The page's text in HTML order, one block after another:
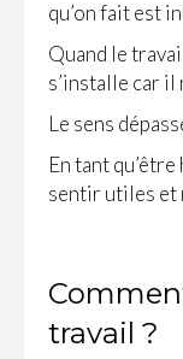
qu’on fait est
Quand le
s’installe car il
Le sens
En tant
sentir utiles et
travail ?